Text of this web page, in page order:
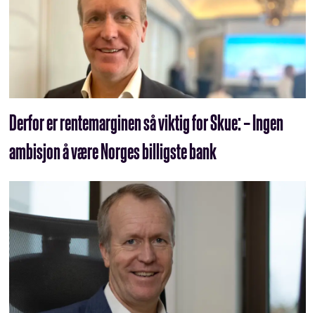
Derfor er rentemarginen så viktig for Skue: – Ingen
ambisjon å være Norges billigste bank